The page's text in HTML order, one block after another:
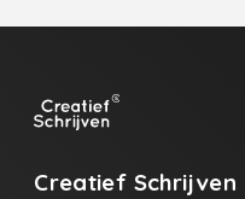
Creatief Schrijven